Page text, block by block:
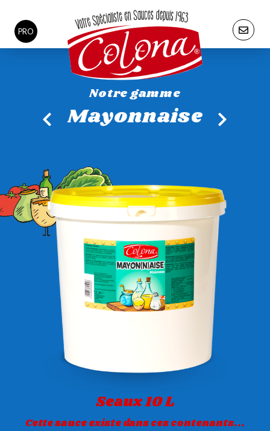
PRO
Notre gamme
Mayonnaise
Seaux 10 L
Cette sauce existe dans ces contenants...